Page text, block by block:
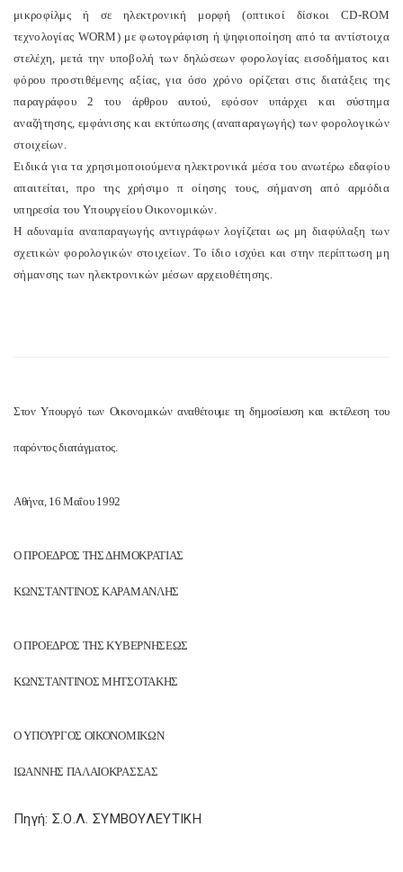
μικροφίλμς ή σε ηλεκτρονική μορφή (οπτικοί δίσκοι CD-ROM
τεχνολογίας WORM) με φωτογράφιση ή ψηφιοποίηση από τα αντίστοιχα
στελέχη, μετά την υποβολή των δηλώσεων φορολογίας εισοδήματος και
φόρου προστιθέμενης αξίας, για όσο χρόνο ορίζεται στις διατάξεις της
παραγράφου 2 του άρθρου αυτού, εφόσον υπάρχει και σύστημα
αναζήτησης, εμφάνισης και εκτύπωσης (αναπαραγωγής) των φορολογικών
στοιχείων.
Ειδικά για τα χρησιμοποιούμενα ηλεκτρονικά μέσα του ανωτέρω εδαφίου
απαιτείται, προ της χρήσιμο π οίησης τους, σήμανση από αρμόδια
υπηρεσία του Υπουργείου Οικονομικών.
Η αδυναμία αναπαραγωγής αντιγράφων λογίζεται ως μη διαφύλαξη των
σχετικών φορολογικών στοιχείων. Το ίδιο ισχύει και στην περίπτωση μη
σήμανσης των ηλεκτρονικών μέσων αρχειοθέτησης.
Στον Υπουργό των Οικονομικών αναθέτουμε τη δημοσίευση και εκτέλεση του
παρόντος διατάγματος.
Αθήνα, 16 Μαΐου 1992
Ο ΠΡΟΕΔΡΟΣ ΤΗΣ ΔΗΜΟΚΡΑΤΙΑΣ
ΚΩΝΣΤΑΝΤΙΝΟΣ ΚΑΡΑΜΑΝΛΗΣ
Ο ΠΡΟΕΔΡΟΣ ΤΗΣ ΚΥΒΕΡΝΗΣΕΩΣ
ΚΩΝΣΤΑΝΤΙΝΟΣ ΜΗΤΣΟΤΑΚΗΣ
Ο ΥΠΟΥΡΓΟΣ ΟΙΚΟΝΟΜΙΚΩΝ
ΙΩΑΝΝΗΣ ΠΑΛΑΙΟΚΡΑΣΣΑΣ
Πηγή: Σ.Ο.Λ. ΣΥΜΒΟΥΛΕΥΤΙΚΗ